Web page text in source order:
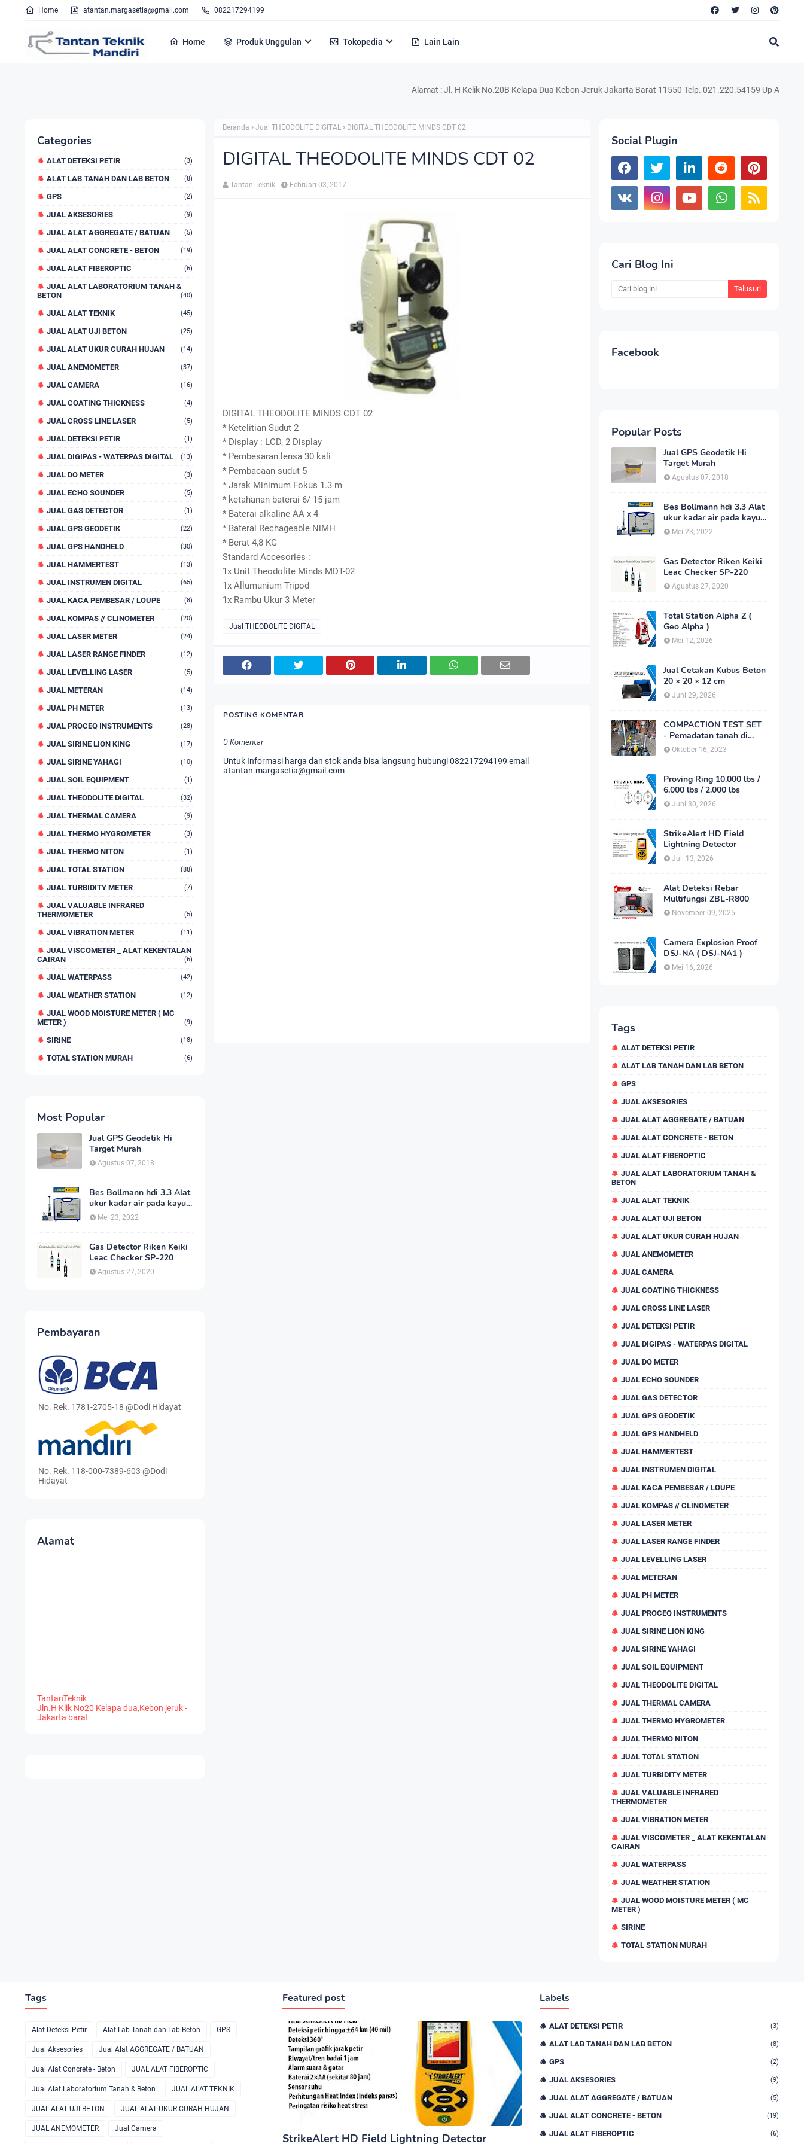
Home atantan.margasetia@gmail.com 082217294199
Home Produk Unggulan Tokopedia Lain Lain
Alamat : Jl. H Kelik No.20B Kelapa Dua Kebon Jeruk Jakarta Barat 11550 Telp. 021.220.54159 Up Asep | WA :
Categories
ALAT DETEKSI PETIR (3)
ALAT LAB TANAH DAN LAB BETON (8)
GPS (2)
JUAL AKSESORIES (9)
JUAL ALAT AGGREGATE / BATUAN (5)
JUAL ALAT CONCRETE - BETON (19)
JUAL ALAT FIBEROPTIC (6)
JUAL ALAT LABORATORIUM TANAH &
BETON
(40)
JUAL ALAT TEKNIK (45)
JUAL ALAT UJI BETON (25)
JUAL ALAT UKUR CURAH HUJAN (14)
JUAL ANEMOMETER (37)
JUAL CAMERA (16)
JUAL COATING THICKNESS (4)
JUAL CROSS LINE LASER (5)
JUAL DETEKSI PETIR (1)
JUAL DIGIPAS - WATERPAS DIGITAL (13)
JUAL DO METER (3)
JUAL ECHO SOUNDER (5)
JUAL GAS DETECTOR (1)
JUAL GPS GEODETIK (22)
JUAL GPS HANDHELD (30)
JUAL HAMMERTEST (13)
JUAL INSTRUMEN DIGITAL (65)
JUAL KACA PEMBESAR / LOUPE (8)
JUAL KOMPAS // CLINOMETER (20)
JUAL LASER METER (24)
JUAL LASER RANGE FINDER (12)
JUAL LEVELLING LASER (5)
JUAL METERAN (14)
JUAL PH METER (13)
JUAL PROCEQ INSTRUMENTS (28)
JUAL SIRINE LION KING (17)
JUAL SIRINE YAHAGI (10)
JUAL SOIL EQUIPMENT (1)
JUAL THEODOLITE DIGITAL (32)
JUAL THERMAL CAMERA (9)
JUAL THERMO HYGROMETER (3)
JUAL THERMO NITON (1)
JUAL TOTAL STATION (88)
JUAL TURBIDITY METER (7)
JUAL VALUABLE INFRARED
THERMOMETER
(5)
JUAL VIBRATION METER (11)
JUAL VISCOMETER _ ALAT KEKENTALAN
CAIRAN
(6)
JUAL WATERPASS (42)
JUAL WEATHER STATION (12)
JUAL WOOD MOISTURE METER ( MC
METER )
(9)
SIRINE (18)
TOTAL STATION MURAH (6)
Most Popular
Jual GPS Geodetik Hi
Target Murah
Agustus 07, 2018
Bes Bollmann hdi 3.3 Alat
ukur kadar air pada kayu
_MC Meter Murah
Mei 23, 2022
Gas Detector Riken Keiki
Leac Checker SP-220
Agustus 27, 2020
Pembayaran
No. Rek. 1781-2705-18 @Dodi Hidayat
No. Rek. 118-000-7389-603 @Dodi
Hidayat
Alamat
TantanTeknik
Jln.H Klik No20 Kelapa dua,Kebon jeruk -
Jakarta barat
Beranda Jual THEODOLITE DIGITAL DIGITAL THEODOLITE MINDS CDT 02
DIGITAL THEODOLITE MINDS CDT 02
Tantan Teknik Februari 03, 2017
DIGITAL THEODOLITE MINDS CDT 02
* Ketelitian Sudut 2
* Display : LCD, 2 Display
* Pembesaran lensa 30 kali
* Pembacaan sudut 5
* Jarak Minimum Fokus 1.3 m
* ketahanan baterai 6/ 15 jam
* Baterai alkaline AA x 4
* Baterai Rechageable NiMH
* Berat 4,8 KG
Standard Accesories :
1x Unit Theodolite Minds MDT-02
1x Allumunium Tripod
1x Rambu Ukur 3 Meter
Jual THEODOLITE DIGITAL
POSTING KOMENTAR
0 Komentar
Untuk Informasi harga dan stok anda bisa langsung hubungi 082217294199 email
atantan.margasetia@gmail.com
Social Plugin
Cari Blog Ini
Facebook
Popular Posts
Jual GPS Geodetik Hi
Target Murah
Agustus 07, 2018
Bes Bollmann hdi 3.3 Alat
ukur kadar air pada kayu
_MC Meter Murah
Mei 23, 2022
Gas Detector Riken Keiki
Leac Checker SP-220
Agustus 27, 2020
Total Station Alpha Z (
Geo Alpha )
Mei 12, 2026
Jual Cetakan Kubus Beton
20 × 20 × 12 cm
Juni 29, 2026
COMPACTION TEST SET
- Pemadatan tanah di
laboratorium
Oktober 16, 2023
Proving Ring 10.000 lbs /
6.000 lbs / 2.000 lbs
Juni 30, 2026
StrikeAlert HD Field
Lightning Detector
Juli 13, 2026
Alat Deteksi Rebar
Multifungsi ZBL-R800
November 09, 2025
Camera Explosion Proof
DSJ-NA ( DSJ-NA1 )
Mei 16, 2026
Tags
ALAT DETEKSI PETIR
ALAT LAB TANAH DAN LAB BETON
GPS
JUAL AKSESORIES
JUAL ALAT AGGREGATE / BATUAN
JUAL ALAT CONCRETE - BETON
JUAL ALAT FIBEROPTIC
JUAL ALAT LABORATORIUM TANAH &
BETON
JUAL ALAT TEKNIK
JUAL ALAT UJI BETON
JUAL ALAT UKUR CURAH HUJAN
JUAL ANEMOMETER
JUAL CAMERA
JUAL COATING THICKNESS
JUAL CROSS LINE LASER
JUAL DETEKSI PETIR
JUAL DIGIPAS - WATERPAS DIGITAL
JUAL DO METER
JUAL ECHO SOUNDER
JUAL GAS DETECTOR
JUAL GPS GEODETIK
JUAL GPS HANDHELD
JUAL HAMMERTEST
JUAL INSTRUMEN DIGITAL
JUAL KACA PEMBESAR / LOUPE
JUAL KOMPAS // CLINOMETER
JUAL LASER METER
JUAL LASER RANGE FINDER
JUAL LEVELLING LASER
JUAL METERAN
JUAL PH METER
JUAL PROCEQ INSTRUMENTS
JUAL SIRINE LION KING
JUAL SIRINE YAHAGI
JUAL SOIL EQUIPMENT
JUAL THEODOLITE DIGITAL
JUAL THERMAL CAMERA
JUAL THERMO HYGROMETER
JUAL THERMO NITON
JUAL TOTAL STATION
JUAL TURBIDITY METER
JUAL VALUABLE INFRARED
THERMOMETER
JUAL VIBRATION METER
JUAL VISCOMETER _ ALAT KEKENTALAN
CAIRAN
JUAL WATERPASS
JUAL WEATHER STATION
JUAL WOOD MOISTURE METER ( MC
METER )
SIRINE
TOTAL STATION MURAH
Tags
Alat Deteksi Petir Alat Lab Tanah dan Lab Beton GPS
Jual Aksesories Jual Alat AGGREGATE / BATUAN
Jual Alat Concrete - Beton JUAL ALAT FIBEROPTIC
Jual Alat Laboratorium Tanah & Beton JUAL ALAT TEKNIK
JUAL ALAT UJI BETON JUAL ALAT UKUR CURAH HUJAN
JUAL ANEMOMETER Jual Camera
Featured post
StrikeAlert HD Field Lightning Detector
Labels
ALAT DETEKSI PETIR (3)
ALAT LAB TANAH DAN LAB BETON (8)
GPS (2)
JUAL AKSESORIES (9)
JUAL ALAT AGGREGATE / BATUAN (5)
JUAL ALAT CONCRETE - BETON (19)
JUAL ALAT FIBEROPTIC (6)